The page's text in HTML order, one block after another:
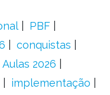
PBF
conquistas
2026
implementação